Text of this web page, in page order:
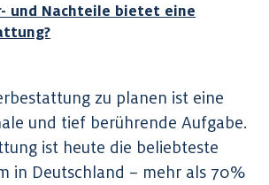
und Nachteile bietet eine
zu planen ist eine
und tief berührende Aufgabe.
ist heute die beliebteste
in Deutschland – mehr als 70%